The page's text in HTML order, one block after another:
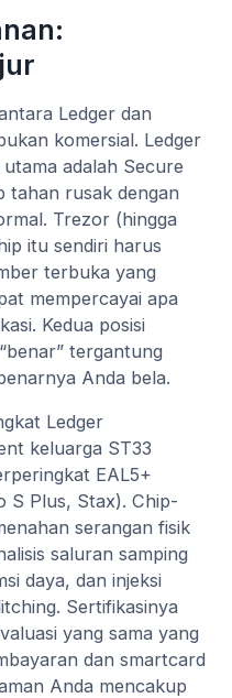
Ledger dan
komersial. Ledger
adalah Secure
rusak dengan
Trezor (hingga
itu sendiri harus
terbuka yang
mempercayai apa
Kedua posisi
tergantung
Anda bela.
Ledger
keluarga ST33
EAL5+
S Plus, Stax). Chip-
serangan fisik
saluran samping
daya, dan injeksi
Sertifikasinya
yang sama yang
dan smartcard
Anda mencakup